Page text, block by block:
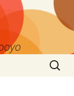
Search
for: